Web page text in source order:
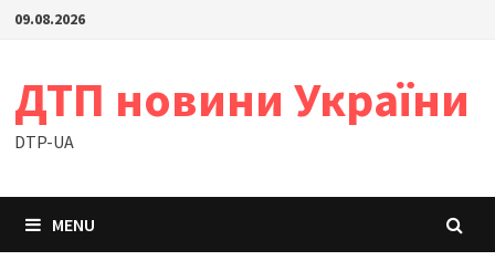
Skip09.08.2026
ДТП новини України
DTP-UA
MENU